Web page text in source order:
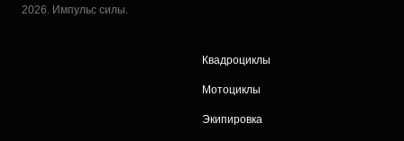
2026. Импульс силы.
Квадроциклы
Мотоциклы
Экипировка